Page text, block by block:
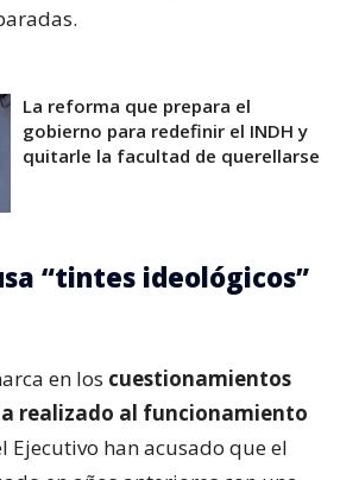
La reforma que prepara el
gobierno para redefinir el INDH y
quitarle la facultad de querellarse
“tintes ideológicos”
en los cuestionamientos
realizado al funcionamiento
Ejecutivo han acusado que el